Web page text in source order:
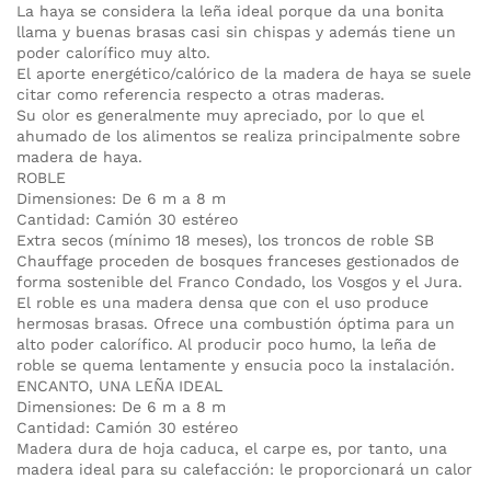
La haya se considera la leña ideal porque da una bonita
llama y buenas brasas casi sin chispas y además tiene un
poder calorífico muy alto.
El aporte energético/calórico de la madera de haya se suele
citar como referencia respecto a otras maderas.
Su olor es generalmente muy apreciado, por lo que el
ahumado de los alimentos se realiza principalmente sobre
madera de haya.
ROBLE
Dimensiones: De 6 m a 8 m
Cantidad: Camión 30 estéreo
Extra secos (mínimo 18 meses), los troncos de roble SB
Chauffage proceden de bosques franceses gestionados de
forma sostenible del Franco Condado, los Vosgos y el Jura.
El roble es una madera densa que con el uso produce
hermosas brasas. Ofrece una combustión óptima para un
alto poder calorífico. Al producir poco humo, la leña de
roble se quema lentamente y ensucia poco la instalación.
ENCANTO, UNA LEÑA IDEAL
Dimensiones: De 6 m a 8 m
Cantidad: Camión 30 estéreo
Madera dura de hoja caduca, el carpe es, por tanto, una
madera ideal para su calefacción: le proporcionará un calor